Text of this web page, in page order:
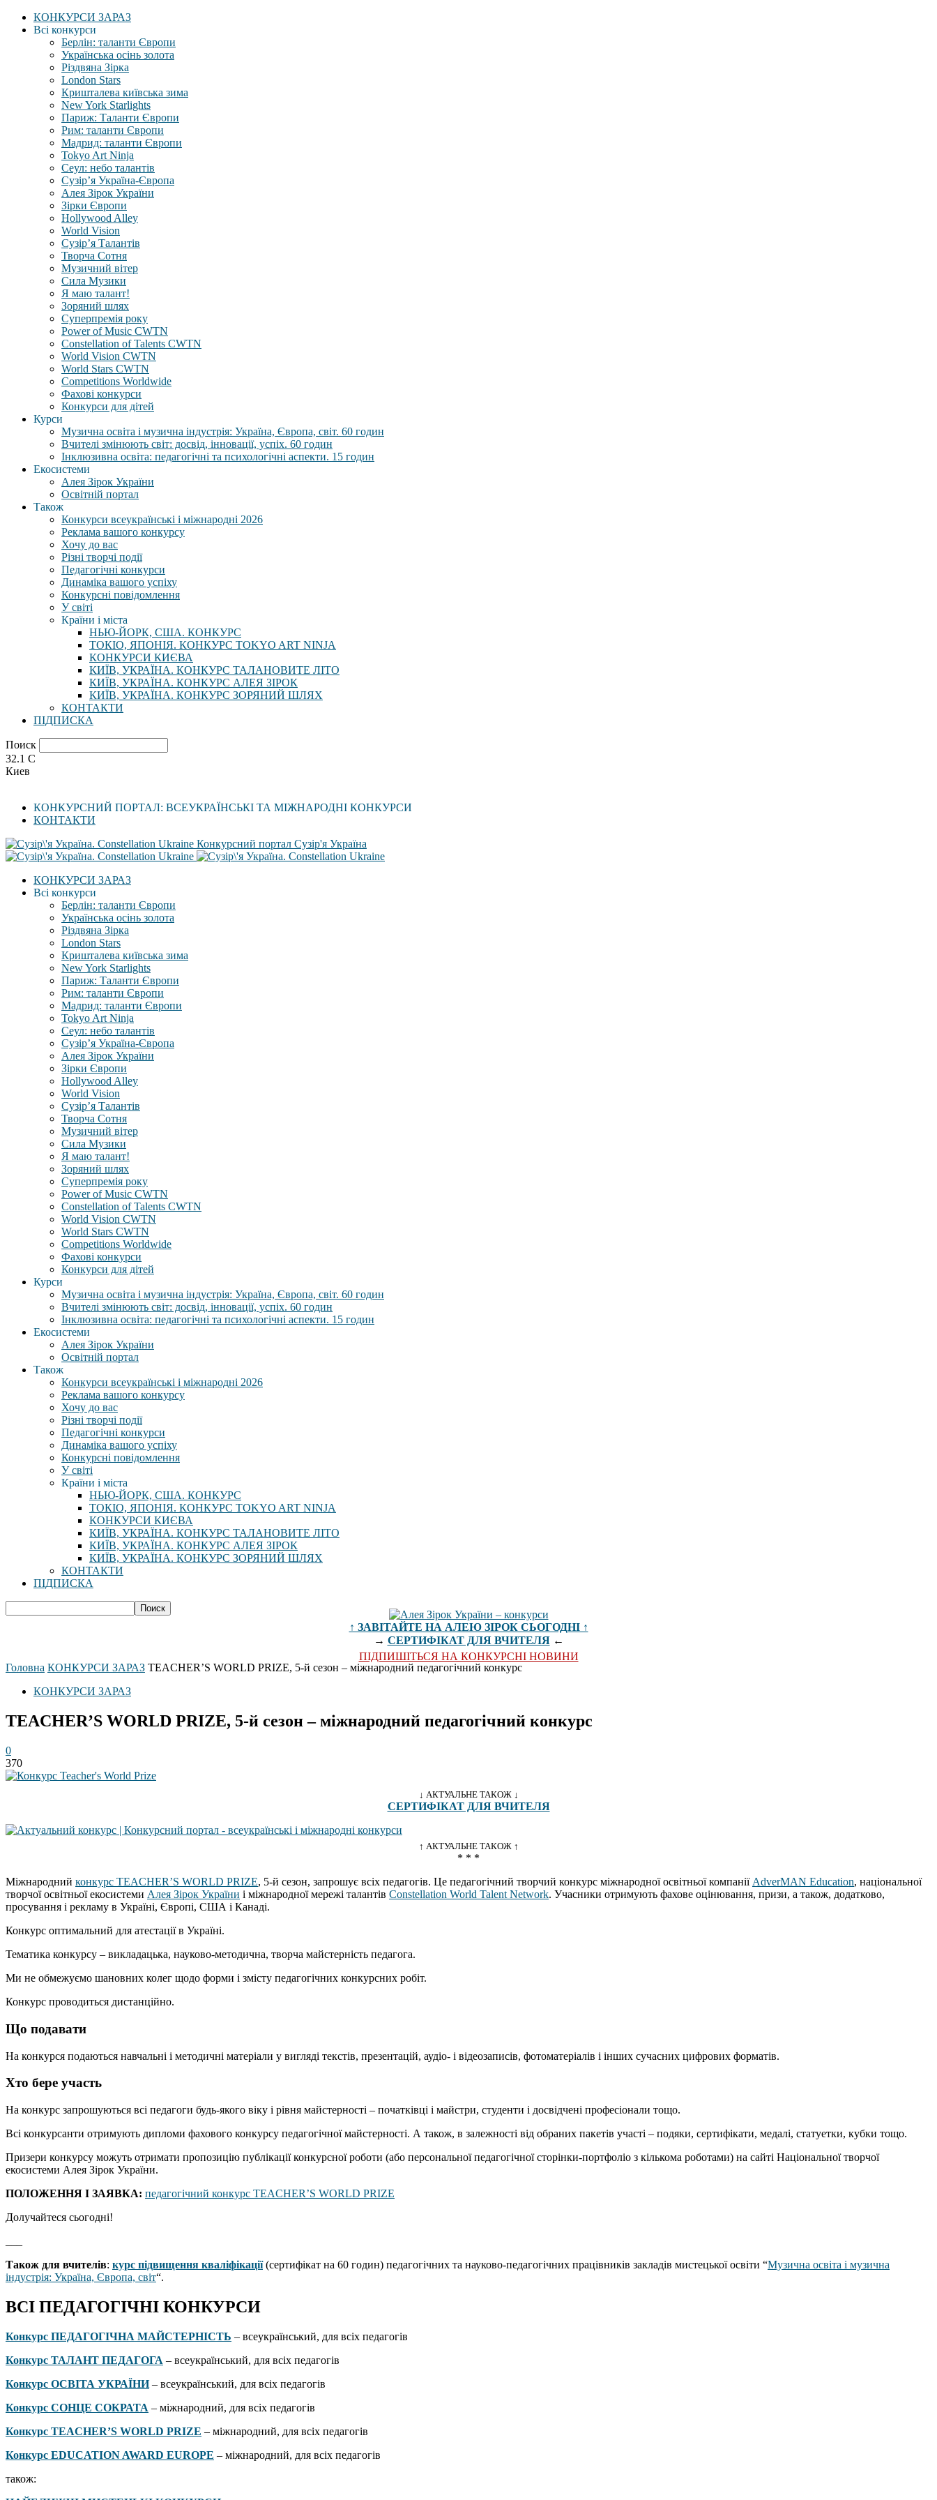
КОНКУРСИ ЗАРАЗ
Всі конкурси
Берлін: таланти Європи
Українська осінь золота
Різдвяна Зірка
London Stars
Кришталева київська зима
New York Starlights
Париж: Таланти Європи
Рим: таланти Європи
Мадрид: таланти Європи
Tokyo Art Ninja
Сеул: небо талантів
Сузір’я Україна-Європа
Алея Зірок України
Зірки Європи
Hollywood Alley
World Vision
Сузір’я Талантів
Творча Сотня
Музичний вітер
Сила Музики
Я маю талант!
Зоряний шлях
Суперпремія року
Power of Music CWTN
Constellation of Talents CWTN
World Vision CWTN
World Stars CWTN
Competitions Worldwide
Фахові конкурси
Конкурси для дітей
Курси
Музична освіта і музична індустрія: Україна, Європа, світ. 60 годин
Вчителі змінюють світ: досвід, інновації, успіх. 60 годин
Інклюзивна освіта: педагогічні та психологічні аспекти. 15 годин
Екосистеми
Алея Зірок України
Освітній портал
Також
Конкурси всеукраїнські і міжнародні 2026
Реклама вашого конкурсу
Хочу до вас
Різні творчі події
Педагогічні конкурси
Динаміка вашого успіху
Конкурсні повідомлення
У світі
Країни і міста
НЬЮ-ЙОРК, США. КОНКУРС
ТОКІО, ЯПОНІЯ. КОНКУРС TOKYO ART NINJA
КОНКУРСИ КИЄВА
КИЇВ, УКРАЇНА. КОНКУРС ТАЛАНОВИТЕ ЛІТО
КИЇВ, УКРАЇНА. КОНКУРС АЛЕЯ ЗІРОК
КИЇВ, УКРАЇНА. КОНКУРС ЗОРЯНИЙ ШЛЯХ
КОНТАКТИ
ПІДПИСКА
Поиск
32.1 C
Киев
КОНКУРСНИЙ ПОРТАЛ: ВСЕУКРАЇНСЬКІ ТА МІЖНАРОДНІ КОНКУРСИ
КОНТАКТИ
Конкурсний портал Сузір'я Україна
КОНКУРСИ ЗАРАЗ
Всі конкурси
Берлін: таланти Європи
Українська осінь золота
Різдвяна Зірка
London Stars
Кришталева київська зима
New York Starlights
Париж: Таланти Європи
Рим: таланти Європи
Мадрид: таланти Європи
Tokyo Art Ninja
Сеул: небо талантів
Сузір’я Україна-Європа
Алея Зірок України
Зірки Європи
Hollywood Alley
World Vision
Сузір’я Талантів
Творча Сотня
Музичний вітер
Сила Музики
Я маю талант!
Зоряний шлях
Суперпремія року
Power of Music CWTN
Constellation of Talents CWTN
World Vision CWTN
World Stars CWTN
Competitions Worldwide
Фахові конкурси
Конкурси для дітей
Курси
Музична освіта і музична індустрія: Україна, Європа, світ. 60 годин
Вчителі змінюють світ: досвід, інновації, успіх. 60 годин
Інклюзивна освіта: педагогічні та психологічні аспекти. 15 годин
Екосистеми
Алея Зірок України
Освітній портал
Також
Конкурси всеукраїнські і міжнародні 2026
Реклама вашого конкурсу
Хочу до вас
Різні творчі події
Педагогічні конкурси
Динаміка вашого успіху
Конкурсні повідомлення
У світі
Країни і міста
НЬЮ-ЙОРК, США. КОНКУРС
ТОКІО, ЯПОНІЯ. КОНКУРС TOKYO ART NINJA
КОНКУРСИ КИЄВА
КИЇВ, УКРАЇНА. КОНКУРС ТАЛАНОВИТЕ ЛІТО
КИЇВ, УКРАЇНА. КОНКУРС АЛЕЯ ЗІРОК
КИЇВ, УКРАЇНА. КОНКУРС ЗОРЯНИЙ ШЛЯХ
КОНТАКТИ
ПІДПИСКА
↑ ЗАВІТАЙТЕ НА АЛЕЮ ЗІРОК СЬОГОДНІ ↑
→ СЕРТИФІКАТ ДЛЯ ВЧИТЕЛЯ←
ПІДПИШІТЬСЯ НА КОНКУРСНІ НОВИНИ
Головна КОНКУРСИ ЗАРАЗ TEACHER’S WORLD PRIZE, 5-й сезон – міжнародний педагогічний конкурс
КОНКУРСИ ЗАРАЗ
TEACHER’S WORLD PRIZE, 5-й сезон – міжнародний педагогічний конкурс
0
370
↓ АКТУАЛЬНЕ ТАКОЖ ↓
СЕРТИФІКАТ ДЛЯ ВЧИТЕЛЯ
↑ АКТУАЛЬНЕ ТАКОЖ ↑
* * *
Міжнародний конкурс TEACHER’S WORLD PRIZE, 5-й сезон, запрошує всіх педагогів. Це педагогічний творчий конкурс міжнародної освітньої компанії AdverMAN Education, національної
творчої освітньої екосистеми Алея Зірок України і міжнародної мережі талантів Constellation World Talent Network. Учасники отримують фахове оцінювання, призи, а також, додатково,
просування і рекламу в Україні, Європі, США і Канаді.
Конкурс оптимальний для атестації в Україні.
Тематика конкурсу – викладацька, науково-методична, творча майстерність педагога.
Ми не обмежуємо шановних колег щодо форми і змісту педагогічних конкурсних робіт.
Конкурс проводиться дистанційно.
Що подавати
На конкурся подаються навчальні і методичні матеріали у вигляді текстів, презентацій, аудіо- і відеозаписів, фотоматеріалів і інших сучасних цифрових форматів.
Хто бере участь
На конкурс запрошуються всі педагоги будь-якого віку і рівня майстерності – початківці і майстри, студенти і досвідчені професіонали тощо.
Всі конкурсанти отримують дипломи фахового конкурсу педагогічної майстерності. А також, в залежності від обраних пакетів участі – подяки, сертифікати, медалі, статуетки, кубки тощо.
Призери конкурсу можуть отримати пропозицію публікації конкурсної роботи (або персональної педагогічної сторінки-портфоліо з кількома роботами) на сайті Національної творчої
екосистеми Алея Зірок України.
ПОЛОЖЕННЯ І ЗАЯВКА: педагогічний конкурс TEACHER’S WORLD PRIZE
Долучайтеся сьогодні!
Також для вчителів: курс підвищення кваліфікації(сертифікат на 60 годин) педагогічних та науково-педагогічних працівників закладів мистецької освіти “Музична освіта і музична
індустрія: Україна, Європа, світ“.
ВСІ ПЕДАГОГІЧНІ КОНКУРСИ
Конкурс ПЕДАГОГІЧНА МАЙСТЕРНІСТЬ – всеукраїнський, для всіх педагогів
Конкурс ТАЛАНТ ПЕДАГОГА – всеукраїнський, для всіх педагогів
Конкурс ОСВІТА УКРАЇНИ– всеукраїнський, для всіх педагогів
Конкурс СОНЦЕ СОКРАТА – міжнародний, для всіх педагогів
Конкурс TEACHER’S WORLD PRIZE – міжнародний, для всіх педагогів
Конкурс EDUCATION AWARD EUROPE – міжнародний, для всіх педагогів
також: